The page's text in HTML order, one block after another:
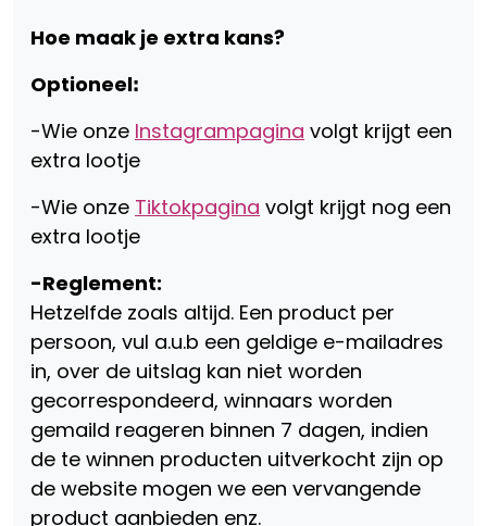
Hoe maak je extra kans?
Optioneelꓽ
-Wie onze Instagrampagina volgt krijgt een
extra lootje
-Wie onze Tiktokpagina volgt krijgt nog een
extra lootje
-Reglement:
Hetzelfde zoals altijd. Een product per
persoon, vul a.u.b een geldige e-mailadres
in, over de uitslag kan niet worden
gecorrespondeerd, winnaars worden
gemaild reageren binnen 7 dagen, indien
de te winnen producten uitverkocht zijn op
de website mogen we een vervangende
product aanbieden enz.